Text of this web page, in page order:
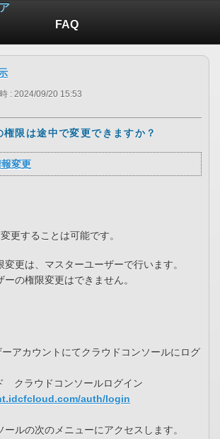
FAQ
: 2024/09/20 15:53
権限は途中で変更できますか？
変更
更することは可能です。
変更は、マスターユーザーで行います。
ーの権限変更はできません。
アカウントにてクラウドコンソールにログ
クラウドコンソールログイン
auth/login
ルの次のメニューにアクセスします。